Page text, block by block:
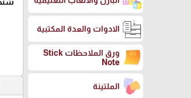
الادوات والعدة المكتبية
ورق الملاحظات Stick
Note
الملتينة